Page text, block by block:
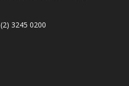
(2) 3245 0200